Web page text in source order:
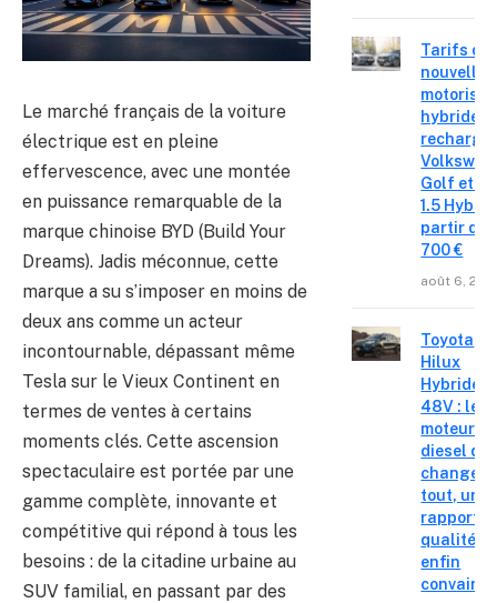
Le marché français de la voiture
électrique est en pleine
effervescence, avec une montée
en puissance remarquable de la
marque chinoise BYD (Build Your
Dreams). Jadis méconnue, cette
marque a su s’imposer en moins de
deux ans comme un acteur
incontournable, dépassant même
Tesla sur le Vieux Continent en
termes de ventes à certains
moments clés. Cette ascension
spectaculaire est portée par une
gamme complète, innovante et
compétitive qui répond à tous les
besoins : de la citadine urbaine au
SUV familial, en passant par des
Tarifs
nouvelles
hybrides
Golf et T-
1.5 Hybrid
partir de
700 €
août 6,
Toyota
Hilux
Hybride
48V : le
moteur
diesel qui
change
tout, un
rapport
qualité-
enfin